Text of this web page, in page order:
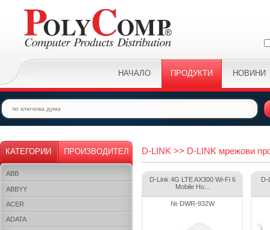
НАЧАЛО ПРОДУКТИ НОВИНИ
КАТЕГОРИИ ПРОИЗВОДИТЕЛ
ABB
ABBYY
ACER
ADATA
D-LINK >> D-LINK мрежови
D-Link 4G LTE AX300 Wi-Fi 6
Mobile Ho...
№ DWR-932W
D-